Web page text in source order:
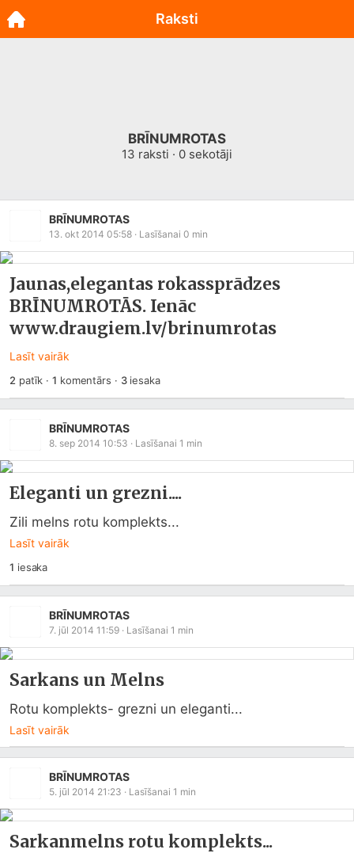
BRĪNUMROTAS
13 raksti · 0 sekotāji
BRĪNUMROTAS
13. okt 2014 05:58 · Lasīšanai 0 min
Jaunas,elegantas rokassprādzes
BRĪNUMROTĀS. Ienāc
www.draugiem.lv/brinumrotas
Lasīt vairāk
2 patīk ·1 komentārs · 3iesaka
BRĪNUMROTAS
8. sep 2014 10:53 · Lasīšanai 1 min
Eleganti un grezni....
Zili melns rotu komplekts...
Lasīt vairāk
1 iesaka
BRĪNUMROTAS
7. jūl 2014 11:59 · Lasīšanai 1 min
Sarkans un Melns
Rotu komplekts- grezni un eleganti...
Lasīt vairāk
BRĪNUMROTAS
5. jūl 2014 21:23 · Lasīšanai 1 min
Sarkanmelns rotu komplekts...
Raksti